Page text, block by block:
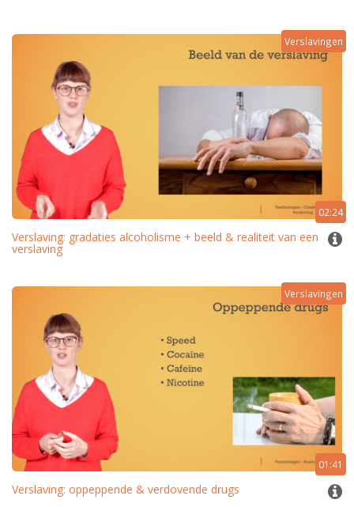
Verslavingen
02:24
Verslaving: gradaties alcoholisme + beeld & realiteit van een
verslaving
Verslavingen
01:41
Verslaving: oppeppende & verdovende drugs